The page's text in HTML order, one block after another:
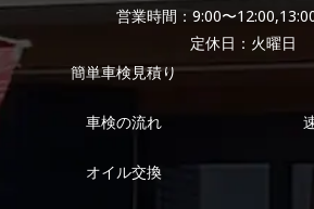
営業時間：9:00〜
定休日：火曜日
簡単車検見積り
車検の流れ
オイル交換